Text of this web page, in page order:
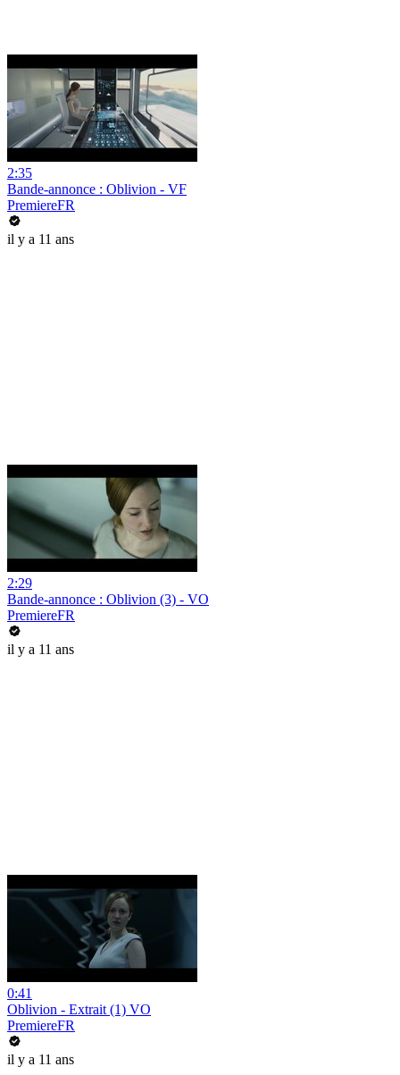
2:35
Bande-annonce : Oblivion - VF
PremiereFR
il y a 11 ans
2:29
Bande-annonce : Oblivion (3) - VO
PremiereFR
il y a 11 ans
0:41
Oblivion - Extrait (1) VO
PremiereFR
il y a 11 ans